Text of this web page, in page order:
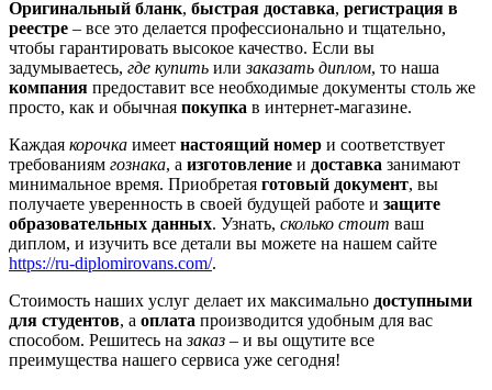
Оригинальный бланк, быстрая доставка, регистрация в
реестре – все это делается профессионально и тщательно,
чтобы гарантировать высокое качество. Если вы
задумываетесь, где купить илизаказать диплом, то наша
компания предоставит все необходимые документы столь же
просто, как и обычная покупка в интернет-магазине.
Каждая корочка имеет настоящий номер и соответствует
требованиям гознака, а изготовление и доставка занимают
минимальное время. Приобретая готовый документ, вы
получаете уверенность в своей будущей работе и защите
образовательных данных. Узнать, сколько стоит ваш
диплом, и изучить все детали вы можете на нашем сайте
https://ru-diplomirovans.com/.
Стоимость наших услуг делает их максимально доступными
для студентов, а оплата производится удобным для вас
способом. Решитесь назаказ – и вы ощутите все
преимущества нашего сервиса уже сегодня!